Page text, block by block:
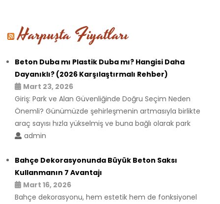
Harpuşta Fiyatları
Beton Duba mı Plastik Duba mı? Hangisi Daha
Dayanıklı? (2026 Karşılaştırmalı Rehber)
Mart 23, 2026
Giriş: Park ve Alan Güvenliğinde Doğru Seçim Neden
Önemli? Günümüzde şehirleşmenin artmasıyla birlikte
araç sayısı hızla yükselmiş ve buna bağlı olarak park
admin
Bahçe Dekorasyonunda Büyük Beton Saksı
Kullanmanın 7 Avantajı
Mart 16, 2026
Bahçe dekorasyonu, hem estetik hem de fonksiyonel